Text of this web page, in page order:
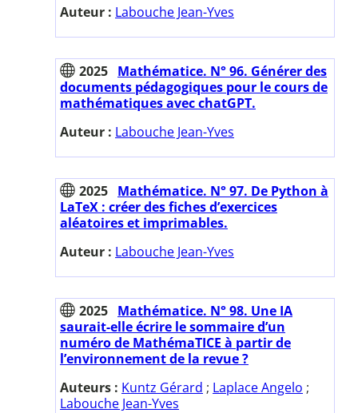
Auteur : Labouche Jean-Yves
2025 Mathématice. N° 96. Générer des
documents pédagogiques pour le cours de
mathématiques avec chatGPT.
Auteur : Labouche Jean-Yves
2025 Mathématice. N° 97. De Python à
LaTeX : créer des fiches d’exercices
aléatoires et imprimables.
Auteur : Labouche Jean-Yves
2025 Mathématice. N° 98. Une IA
saurait-elle écrire le sommaire d’un
numéro de MathémaTICE à partir de
l’environnement de la revue ?
Auteurs : Kuntz Gérard ; Laplace Angelo ;
Labouche Jean-Yves